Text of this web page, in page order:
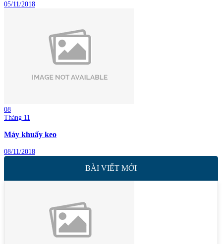
05/11/2018
08
Tháng 11
Máy khuấy keo
08/11/2018
BÀI VIẾT MỚI